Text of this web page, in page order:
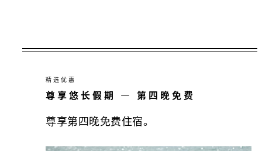
精选优惠
尊享悠长假期 — 第四晚免费
尊享第四晚免费住宿。